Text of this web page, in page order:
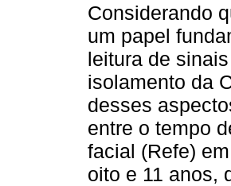
Considerando
um papel
leitura de
isolamento da
desses
entre o tempo
facial (Refe)
oito e 11 anos,